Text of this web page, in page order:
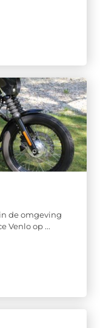
de omgeving
Venlo op ...